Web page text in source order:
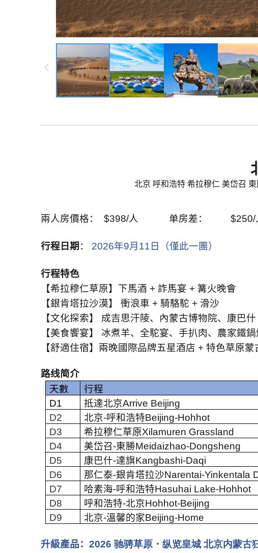
北京 呼和浩特 希拉穆仁 美岱召
兩人房價格：
$398/人 单房差： $250/
行程日期 ： 2026年9月 11 日（僅此一團）
行程特色
【希拉穆仁草原】下馬酒 + 詐馬宴 + 篝火晚會
【銀肯塔拉沙漠】 衝浪車 + 騎駱駝 + 滑沙
【文化探索】 成吉思汗陵、內蒙古博物院、康巴什
【美食饗宴】 冰煮羊、全駝宴、手扒肉、農家鐵
【舒適住宿】兩晚國際品牌五星酒店 + 特色草原蒙
路线简介
天數
行程
D1
抵達北京Arrive Beijing
D2
北京-呼和浩特Beijing-Hohhot
D3
希拉穆仁草原Xilamuren Grassland
D4
美岱召-東勝Meidaizhao-Dongsheng
D5
康巴什-達旗Kangbashi-Daqi
D6
那仁泰-銀肯塔拉沙Narentai-Yinkentala
D7
哈素海-呼和浩特Hasuhai Lake-Hohhot
D8
呼和浩特-北京Hohhot-Beijing
D9
北京-溫馨的家Beijing-Home
升級產品： 2026 驰骋草原・纵览皇城 北京内蒙